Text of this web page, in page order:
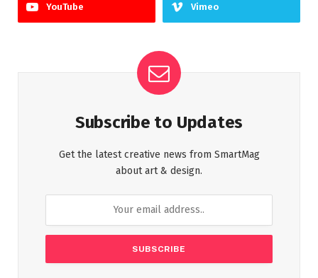
YouTube Vimeo
Subscribe to Updates
Get the latest creative news from SmartMag
about art & design.